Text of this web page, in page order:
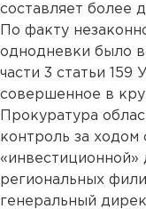
составляет более
По факту
однодневки было
части 3 статьи
совершенное в
Прокуратура
контроль за ходом
«инвестиционной»
региональных
генеральный